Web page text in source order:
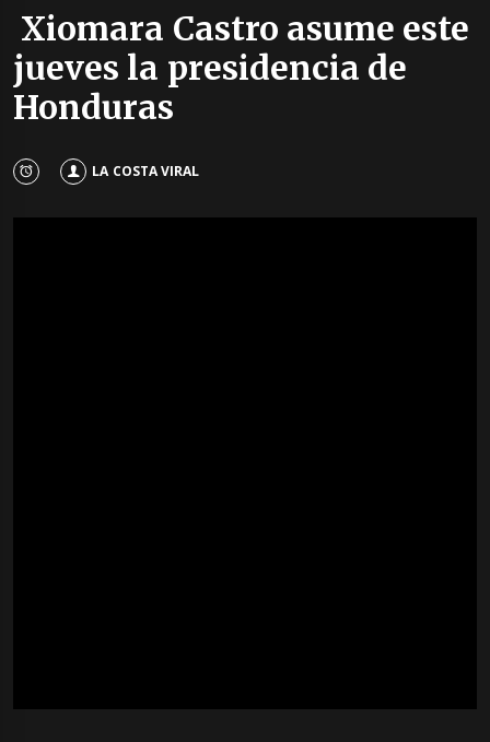
Xiomara Castro asume este
jueves la presidencia de
Honduras
LA COSTA VIRAL